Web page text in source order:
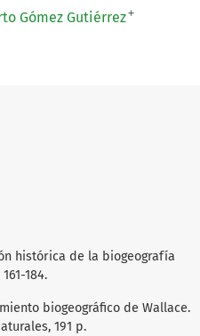
Gómez Gutiérrez+
histórica de la biogeografía
184.
biogeográfico de Wallace.
191 p.